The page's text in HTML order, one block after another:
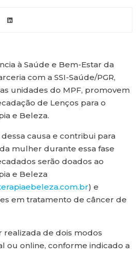
à Saúde e Bem-Estar da
com a SSI-Saúde/PGR,
unidades do MPF, promovem
de Lenços para o
e Beleza.
causa e contribui para
mulher durante essa fase
serão doados ao
e Beleza
) e
em tratamento de câncer de
realizada de dois modos
ou online, conforme indicado a